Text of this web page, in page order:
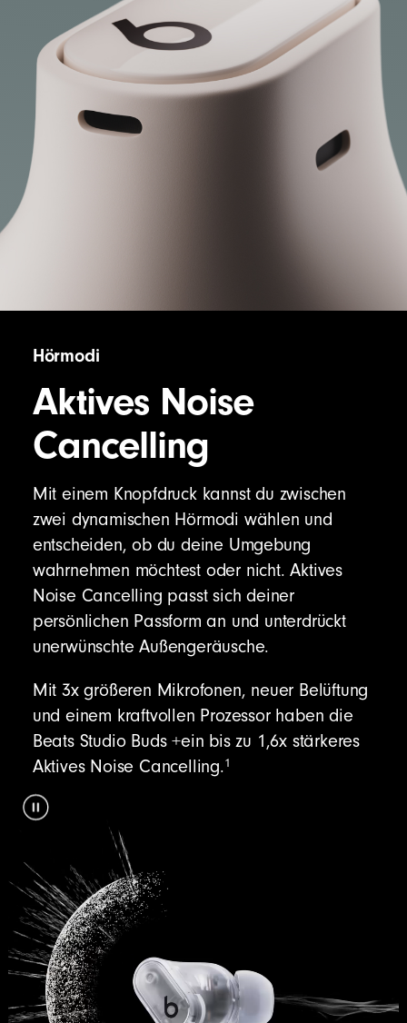
Hörmodi
Aktives Noise
Cancelling
Mit einem Knopfdruck kannst du zwischen
zwei dynamischen Hörmodi wählen und
entscheiden, ob du deine Umgebung
wahrnehmen möchtest oder nicht. Aktives
Noise Cancelling passt sich deiner
persönlichen Passform an und unterdrückt
unerwünschte Außengeräusche.
Mit 3x größeren Mikrofonen, neuer Belüftung
und einem kraftvollen Prozessor haben die
Beats Studio Buds +ein bis zu 1,6x stärkeres
Aktives Noise Cancelling.1